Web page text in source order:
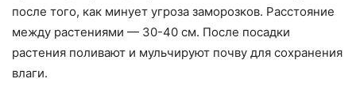
после того, как минует угроза заморозков. Расстояние
между растениями — 30-40 см. После посадки
растения поливают и мульчируют почву для сохранения
влаги.